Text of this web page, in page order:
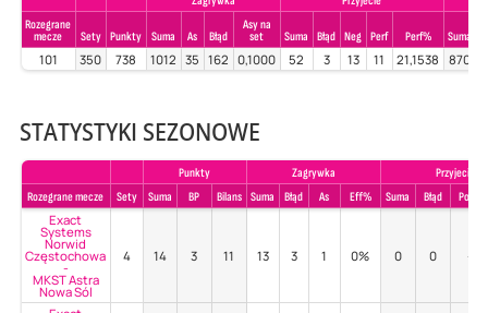
Rozegrane
mecze
Sety Punkty Suma As Błąd
Asy na
set
Suma Błąd Neg Perf Perf% Suma
101 350 738 1012 35 162 0,1000 52 3 13 11 21,1538 870
STATYSTYKI SEZONOWE
Punkty Zagrywka
Przyjecie
Rozegrane mecze
Sety Suma BP Bilans Suma Błąd As Eff% Suma Błąd Poz%
Exact
Systems
Norwid
Częstochowa
-
MKST Astra
Nowa Sól
4 14 3 11 13 3 1 0% 0 0 -